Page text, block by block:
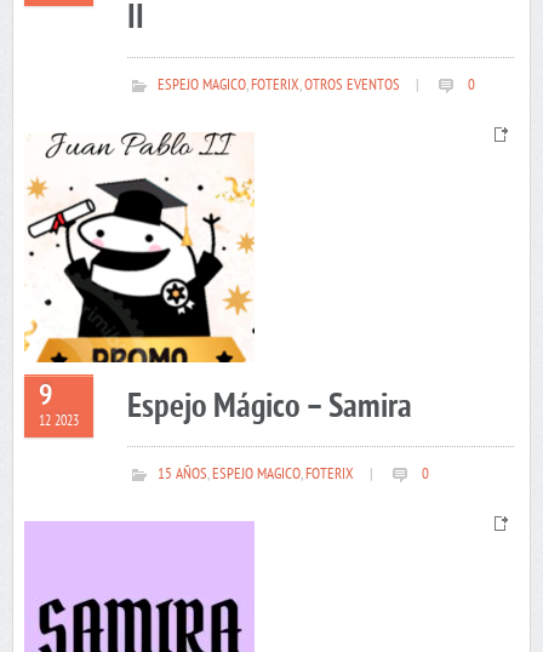
II
ESPEJO MAGICO,FOTERIX,OTROS EVENTOS 0
9
12 2023 Espejo Mágico – Samira
15 AÑOS,ESPEJO MAGICO,FOTERIX 0